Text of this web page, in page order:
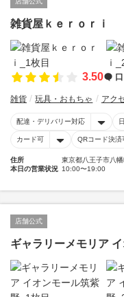
雑貨屋ｋｅｒｏｒｉ
3.50
雑貨 玩具・おもちゃ アク
配達・デリバリー対応
カード可 QRコード決済
住所
東京都八王子市八
本日の営業状況 10:00〜19:00
店舗公式
ギャラリーメモリア